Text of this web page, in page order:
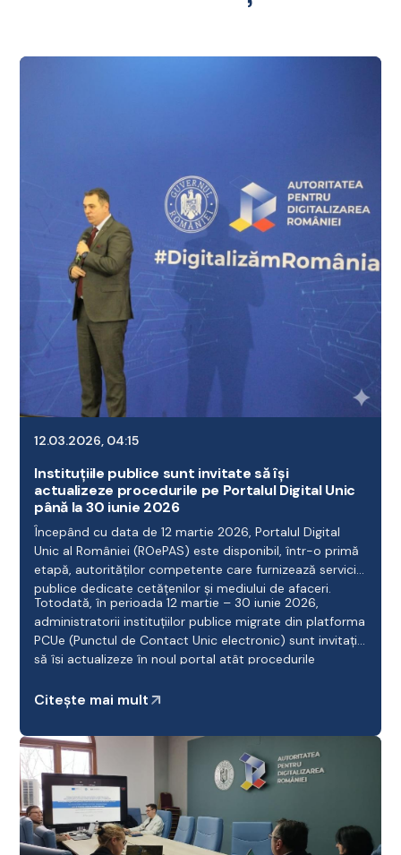
12.03.2026, 04:15
Instituțiile publice sunt invitate să își
actualizeze procedurile pe Portalul Digital Unic
până la 30 iunie 2026
Începând cu data de 12 martie 2026, Portalul Digital
Unic al României (ROePAS) este disponibil, într-o primă
etapă, autorităților competente care furnizează servicii
publice dedicate cetățenilor și mediului de afaceri.
Totodată, în perioada 12 martie – 30 iunie 2026,
administratorii instituțiilor publice migrate din platforma
PCUe (Punctul de Contact Unic electronic) sunt invitați
să își actualizeze în noul portal atât procedurile
desemnate cu rol de operator.
Citește mai mult